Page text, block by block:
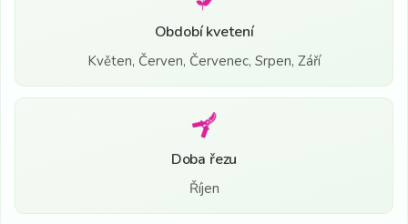
Období kvetení
Květen, Červen, Červenec, Srpen, Září
Doba řezu
Říjen